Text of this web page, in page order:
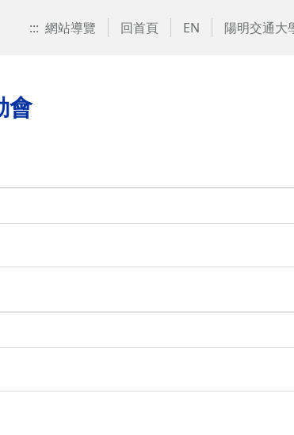
::: 網站導覽 回首頁 EN 陽明交通大
會